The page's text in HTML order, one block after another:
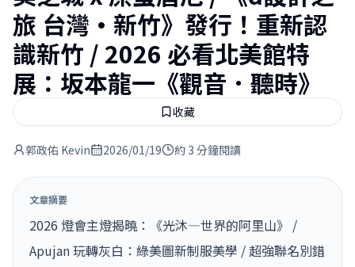
旅 台灣·新竹》發行！重新認
識新竹 / 2026 必看北美館特
展：坂本龍一《觀音．聽時》
收藏
郭政佑 Kevin 2026/01/19 約 3 分鐘閱讀
文章摘要
2026 燈會主燈揭曉：《光沐—世界的阿里山》 /
Apujan 玩轉灰白：綠美圖新制服美學 / 超強聯名別錯